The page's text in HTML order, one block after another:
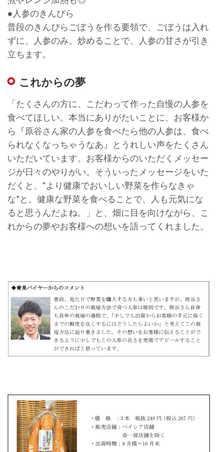
●人参のきんぴら
普段のきんぴらごぼうを作る要領で、ごぼうは入れ
ずに、人参のみ。炒めることで、人参の甘さが引き
立ちます。
これからの夢
「たくさんの方に、こだわって作った自慢の人参を
食べてほしい。本当にありがたいことに、お客様か
ら『原谷さん家の人参を食べたら他の人参は、食べ
られなくなっちゃうなあ』とうれしい声をたくさん
いただいています。お客様からのいただくメッセー
ジが日々のやりがい。そういったメッセージをいた
だくと、“より健康でおいしい野菜を作らなきゃ
な”と。健康な野菜を食べることで、人も元気にな
ると思うんだよね。」と、畑に目を向けながら、こ
れからの夢やお客様への想いを語ってくれました。